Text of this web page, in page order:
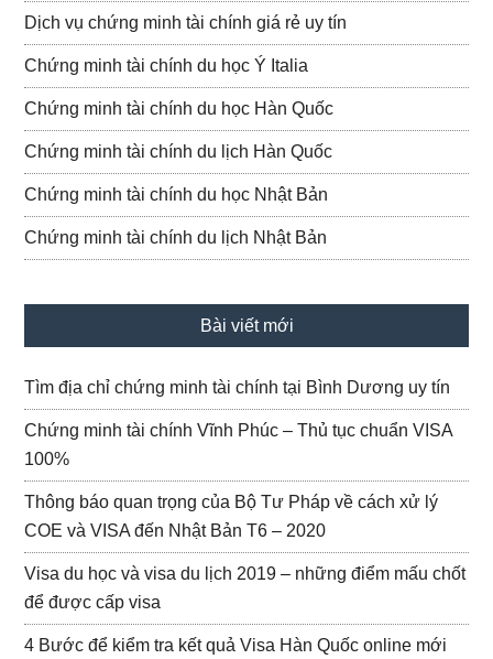
Dịch vụ chứng minh tài chính giá rẻ uy tín
Chứng minh tài chính du học Ý Italia
Chứng minh tài chính du học Hàn Quốc
Chứng minh tài chính du lịch Hàn Quốc
Chứng minh tài chính du học Nhật Bản
Chứng minh tài chính du lịch Nhật Bản
Bài viết mới
Tìm địa chỉ chứng minh tài chính tại Bình Dương uy tín
Chứng minh tài chính Vĩnh Phúc – Thủ tục chuẩn VISA
100%
Thông báo quan trọng của Bộ Tư Pháp về cách xử lý
COE và VISA đến Nhật Bản T6 – 2020
Visa du học và visa du lịch 2019 – những điểm mấu chốt
để được cấp visa
4 Bước để kiểm tra kết quả Visa Hàn Quốc online mới